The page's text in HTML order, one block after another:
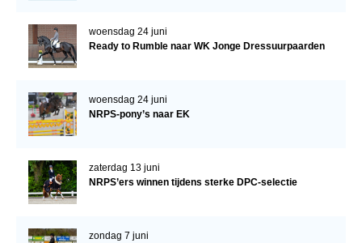
Cornage
Dekhengsten
HENGSTEN ONLINE
Hengstenselectie
Informatie Hengstenkeuring
woensdag 24 juni
Ready to Rumble naar WK Jonge Dressuurpaarden
woensdag 24 juni
NRPS-pony’s naar EK
zaterdag 13 juni
NRPS’ers winnen tijdens sterke DPC-selectie
zondag 7 juni